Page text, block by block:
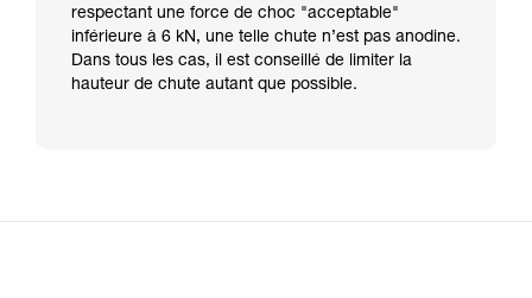
respectant une force de choc "acceptable"
inférieure à 6 kN, une telle chute n’est pas anodine.
Dans tous les cas, il est conseillé de limiter la
hauteur de chute autant que possible.